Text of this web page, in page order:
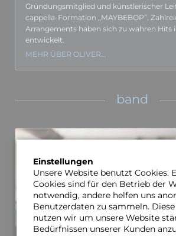
Gründungs­­mitglied und künstleri­scher
cappella-Formation „MAYBE­BOP”.
Arrange­ments haben sich zu wahren Hits
entwickelt.
MEHR ÜBER OLIVER…
band
Einstellungen
Unsere Website benutzt Cookies.
Cookies sind für den Betrieb der
notwendig, andere helfen uns
Benutzerdaten zu sammeln.
nutzen wir um unsere Website
Bedürfnissen unserer Kunden